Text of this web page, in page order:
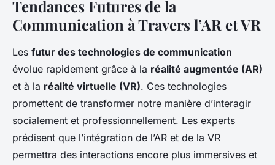
Tendances Futures de la
Communication à Travers l’AR et VR
Les futur des technologies de communication
évolue rapidement grâce à la réalité augmentée (AR)
et à la réalité virtuelle (VR). Ces technologies
promettent de transformer notre manière d’interagir
socialement et professionnellement. Les experts
prédisent que l’intégration de l’AR et de la VR
permettra des interactions encore plus immersives et